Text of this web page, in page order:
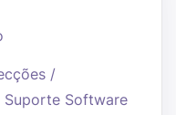
/
Suporte Software